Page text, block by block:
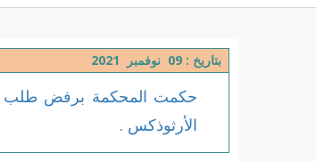
بتاريخ : 09 نوفمبر 2021
الأرثوذكس .